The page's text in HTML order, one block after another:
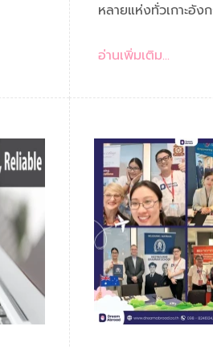
หลายแห่งทั่วเกาะอัง
อ่านเพิ่มเติม...